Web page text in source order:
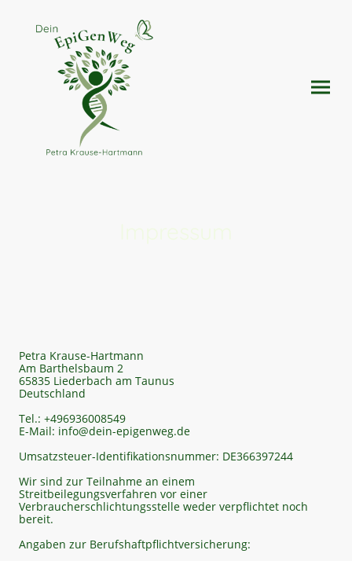
Petra Krause-Hartmann
Am Barthelsbaum 2
65835 Liederbach am Taunus
Deutschland
Tel.: +496936008549
E-Mail: info@dein-epigenweg.de
Umsatzsteuer-Identifikationsnummer: DE366397244
Wir sind zur Teilnahme an einem
Streitbeilegungsverfahren vor einer
Verbraucherschlichtungsstelle weder verpflichtet noch
bereit.
Angaben zur Berufshaftpflichtversicherung: